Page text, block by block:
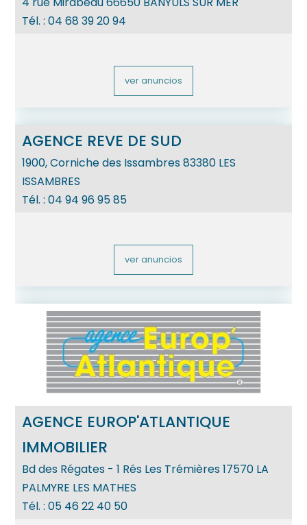
Tél. :04 68 39 20 94
ver anuncios
AGENCE REVE DE SUD
1900, Corniche des Issambres83380 LES
ISSAMBRES
Tél. :04 94 96 95 85
ver anuncios
AGENCE EUROP'ATLANTIQUE
IMMOBILIER
Bd des Régates - 1 Rés Les Trémières17570 LA
PALMYRE LES MATHES
Tél. :05 46 22 40 50